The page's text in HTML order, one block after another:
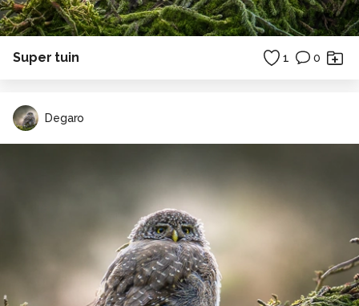
Super tuin 1 0
Degaro